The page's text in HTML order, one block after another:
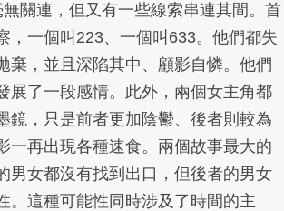
關連，但又有一些線索串連其間。首
，一個叫223、一個叫633。他們都失
棄，並且深陷其中、顧影自憐。他們
展了一段感情。此外，兩個女主角都
鏡，只是前者更加陰鬱、後者則較為
一再出現各種速食。兩個故事最大的
男女都沒有找到出口，但後者的男女
。這種可能性同時涉及了時間的主